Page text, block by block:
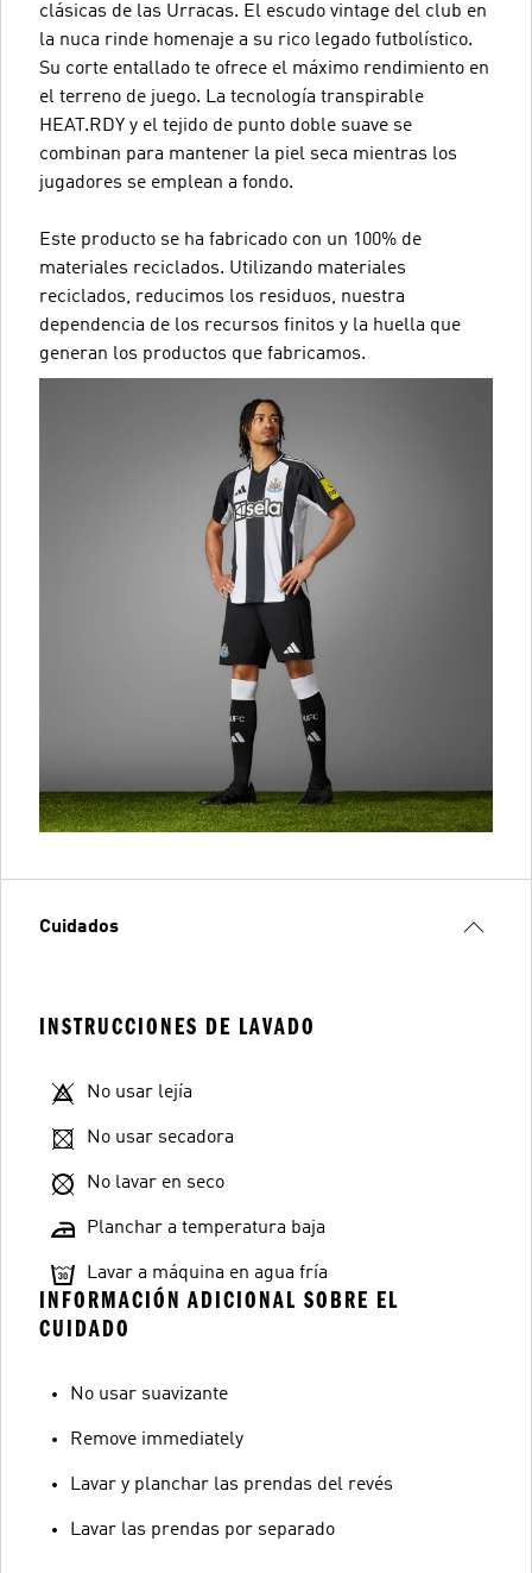
clásicas de las Urracas. El escudo vintage del club en
la nuca rinde homenaje a su rico legado futbolístico.
Su corte entallado te ofrece el máximo rendimiento en
el terreno de juego. La tecnología transpirable
HEAT.RDY y el tejido de punto doble suave se
combinan para mantener la piel seca mientras los
jugadores se emplean a fondo.
Este producto se ha fabricado con un 100% de
materiales reciclados. Utilizando materiales
reciclados, reducimos los residuos, nuestra
dependencia de los recursos finitos y la huella que
generan los productos que fabricamos.
Cuidados
INSTRUCCIONES DE LAVADO
No usar lejía
No usar secadora
No lavar en seco
Planchar a temperatura baja
Lavar a máquina en agua fría
INFORMACIÓN ADICIONAL SOBRE EL
CUIDADO
No usar suavizante
Remove immediately
Lavar y planchar las prendas del revés
Lavar las prendas por separado